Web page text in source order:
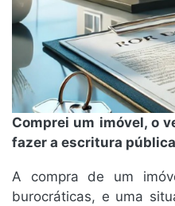
Comprei um imóvel, o
fazer a escritura
A compra de um
burocráticas, e uma